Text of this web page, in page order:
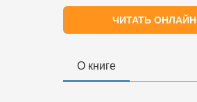
ЧИТАТЬ ОНЛАЙН
О книге